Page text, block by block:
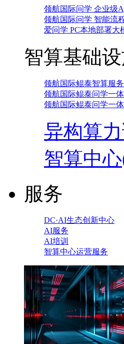
领航国际问学 企业级
领航国际问学 智能流
爱问学 PC本地部署大
智算基础
领航国际鲲泰智算服
领航国际鲲泰问学一
领航国际鲲泰问学一体
异构算
智算中
服务
DC·AI生态创新中心
AI服务
AI培训
智算中心运营服务